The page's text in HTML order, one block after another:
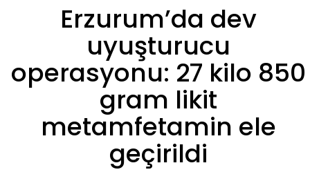
Erzurum’da dev
uyuşturucu
operasyonu: 27 kilo 850
gram likit
metamfetamin ele
geçirildi